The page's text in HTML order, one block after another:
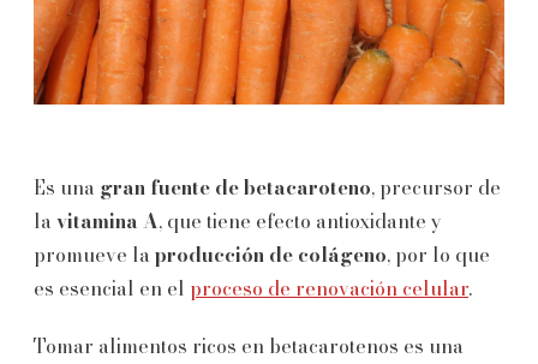
Es una gran fuente de betacaroteno, precursor de
la vitamina A, que tiene efecto antioxidante y
promueve la producción de colágeno, por lo que
es esencial en el proceso de renovación celular.
Tomar alimentos ricos en betacarotenos es una